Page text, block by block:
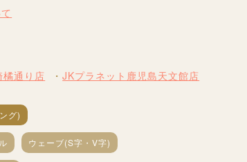
通り店 JKプラネット鹿児島天文館店
グ)
ウェーブ(S字・V字)